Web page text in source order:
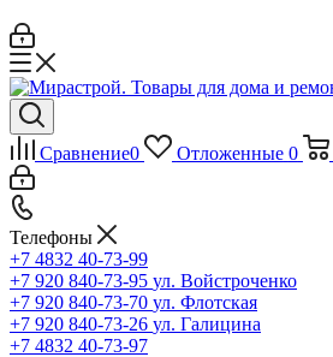
Сравнение0 Отложенные 0
Телефоны
+7 4832 40-73-99
+7 920 840-73-95 ул. Войстроченко
+7 920 840-73-70 ул. Флотская
+7 920 840-73-26 ул. Галицина
+7 4832 40-73-97